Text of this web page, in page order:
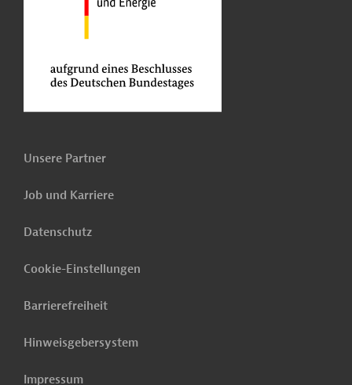
Unsere Partner
Job und Karriere
Datenschutz
Cookie-Einstellungen
Barrierefreiheit
Hinweisgebersystem
Impressum